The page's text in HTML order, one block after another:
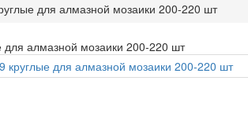
для алмазной мозаики 200-220 шт
для алмазной мозаики 200-220 шт